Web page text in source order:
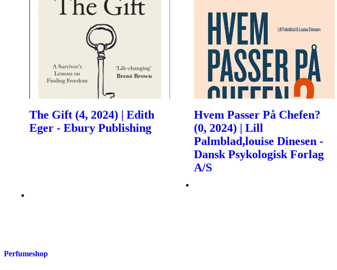
The Gift (4, 2024) | Edith
Eger - Ebury Publishing
Hvem Passer På Chefen?
(0, 2024) | Lill
Palmblad,louise Dinesen -
Dansk Psykologisk Forlag
A/S
Perfumeshop